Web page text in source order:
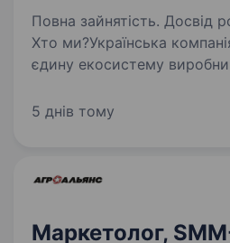
Повна зайнятість. Досвід
Хто ми?Українська
єдину екосистему
торгових точок у Києві,
5 днів тому
Маркетолог,